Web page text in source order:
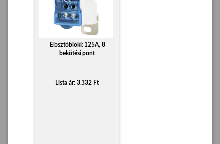
Elosztóblokk 125A, 8
bekötési pont
Lista ár: 3.332 Ft